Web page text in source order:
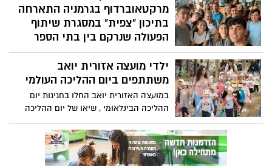
קורא שהוציאה המועצה, ובתמיכת מערך
"באים לטוב", לקידום התנדבות ופרואקטיביות
בגיל השלישי.
מרקטאוברדוף בגרמניה התארחה
בתיכון "צפית" במסגרת שיתוף
הפעולה שנרקם בין בתי הספר
ביום שלישי נערך ביקור מוצלח של משלחת
מהעיר מרקטאוברדוף בגרמניה, שהיו אורחי
בית הספר "צפית" במועצה האזורית יואב.
המשלחת כללה שמונה תלמידים שהתארחו
אצל חניכים משכבת י"ב' , ושני מורים
ילדי מועצה אזורית יואב
משתתפים ביום ההליכה העולמי
במועצה האזורית יואב החלו בחגיגות יום
ההליכה הבינלאומי , שיאו של יום ההליכה
העולמי יצוין ביום שישי אולם חלק מגני
הילדים במועצה החלו לקיים את הפעילות
עוד במהלך השבוע ואף קיבלו תעודות הוקרה
מיוחדת על הפעילות וההשתתפות שהופקו